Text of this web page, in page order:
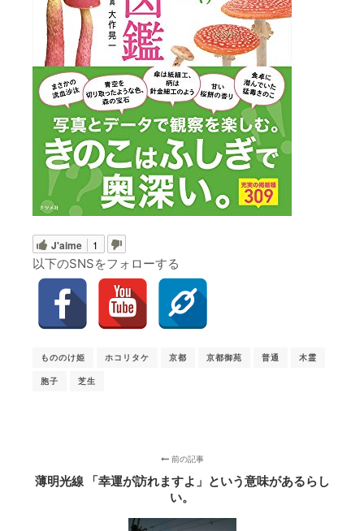
J'aime 1
以下のSNSをフォローする
もののけ姫 ホコリタケ 京都 京都御苑 普通 木霊
胞子 芝生
前の記事
薄明光線 「幸運が訪れますよ」という意味があるらし
い。